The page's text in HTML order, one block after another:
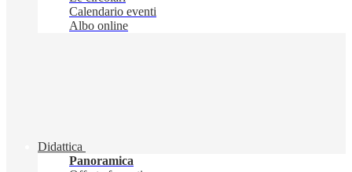
Calendario eventi
Albo online
Didattica
Panoramica